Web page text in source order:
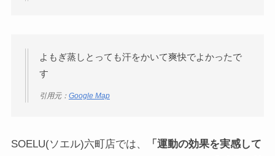
よもぎ蒸しとっても汗をかいて爽快でよかったで
す
引用元： Google Map
SOELU(ソエル)六町店では、
「運動の効果を実感して